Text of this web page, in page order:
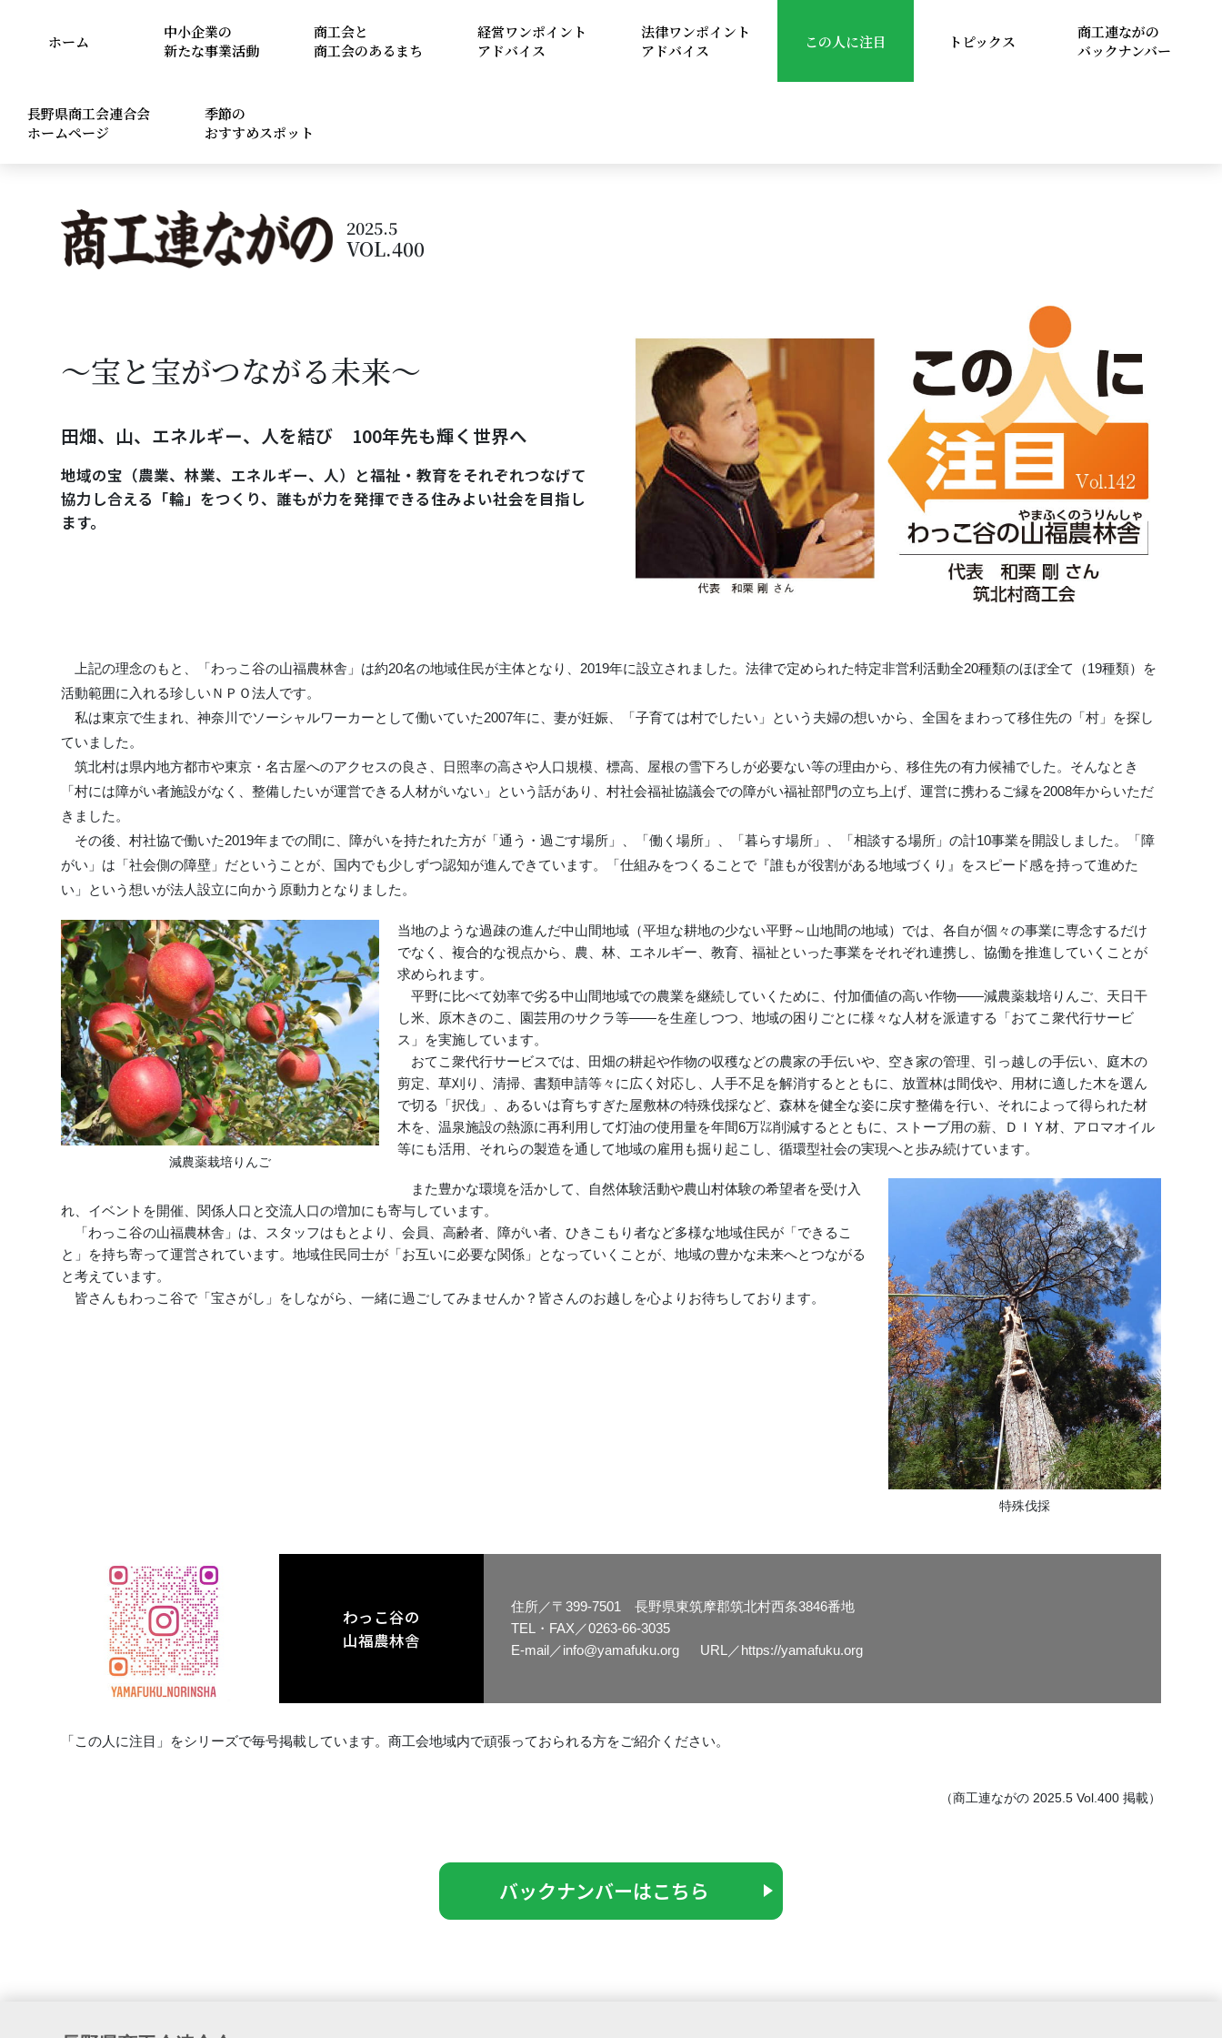
ホーム
中小企業の
新たな事業活動
商工会と
商工会のあるまち
経営ワンポイント
アドバイス
法律ワンポイント
アドバイス
この人に注目 トピックス
商工連ながの
バックナンバー
長野県商工会連合会
ホームページ
季節の
おすすめスポット
2025.5
VOL.400
～宝と宝がつながる未来～
田畑、山、エネルギー、人を結び 100年先も輝く世界へ
地域の宝（農業、林業、エネルギー、人）と福祉・教育をそれぞれつなげて
協力し合える「輪」をつくり、誰もが力を発揮できる住みよい社会を目指し
ます。
上記の理念のもと、「わっこ谷の山福農林舎」は約20名の地域住民が主体となり、2019年に設立されました。法律で定められた特定非営利活動全20種類のほぼ全て（19種類）を
活動範囲に入れる珍しいＮＰＯ法人です。
私は東京で生まれ、神奈川でソーシャルワーカーとして働いていた2007年に、妻が妊娠、「子育ては村でしたい」という夫婦の想いから、全国をまわって移住先の「村」を探し
ていました。
筑北村は県内地方都市や東京・名古屋へのアクセスの良さ、日照率の高さや人口規模、標高、屋根の雪下ろしが必要ない等の理由から、移住先の有力候補でした。そんなとき
「村には障がい者施設がなく、整備したいが運営できる人材がいない」という話があり、村社会福祉協議会での障がい福祉部門の立ち上げ、運営に携わるご縁を2008年からいただ
きました。
その後、村社協で働いた2019年までの間に、障がいを持たれた方が「通う・過ごす場所」、「働く場所」、「暮らす場所」、「相談する場所」の計10事業を開設しました。「障
がい」は「社会側の障壁」だということが、国内でも少しずつ認知が進んできています。「仕組みをつくることで『誰もが役割がある地域づくり』をスピード感を持って進めた
い」という想いが法人設立に向かう原動力となりました。
減農薬栽培りんご
当地のような過疎の進んだ中山間地域（平坦な耕地の少ない平野～山地間の地域）では、各自が個々の事業に専念するだけ
でなく、複合的な視点から、農、林、エネルギー、教育、福祉といった事業をそれぞれ連携し、協働を推進していくことが
求められます。
平野に比べて効率で劣る中山間地域での農業を継続していくために、付加価値の高い作物――減農薬栽培りんご、天日干
し米、原木きのこ、園芸用のサクラ等――を生産しつつ、地域の困りごとに様々な人材を派遣する「おてこ衆代行サービ
ス」を実施しています。
おてこ衆代行サービスでは、田畑の耕起や作物の収穫などの農家の手伝いや、空き家の管理、引っ越しの手伝い、庭木の
剪定、草刈り、清掃、書類申請等々に広く対応し、人手不足を解消するとともに、放置林は間伐や、用材に適した木を選ん
で切る「択伐」、あるいは育ちすぎた屋敷林の特殊伐採など、森林を健全な姿に戻す整備を行い、それによって得られた材
木を、温泉施設の熱源に再利用して灯油の使用量を年間6万㍑削減するとともに、ストーブ用の薪、ＤＩＹ材、アロマオイル
等にも活用、それらの製造を通して地域の雇用も掘り起こし、循環型社会の実現へと歩み続けています。
特殊伐採
また豊かな環境を活かして、自然体験活動や農山村体験の希望者を受け入
れ、イベントを開催、関係人口と交流人口の増加にも寄与しています。
「わっこ谷の山福農林舎」は、スタッフはもとより、会員、高齢者、障がい者、ひきこもり者など多様な地域住民が「できるこ
と」を持ち寄って運営されています。地域住民同士が「お互いに必要な関係」となっていくことが、地域の豊かな未来へとつながる
と考えています。
皆さんもわっこ谷で「宝さがし」をしながら、一緒に過ごしてみませんか？皆さんのお越しを心よりお待ちしております。
わっこ谷の
山福農林舎
住所／〒399-7501 長野県東筑摩郡筑北村西条3846番地
TEL・FAX／0263-66-3035
E-mail／info@yamafuku.org URL／https://yamafuku.org
「この人に注目」をシリーズで毎号掲載しています。商工会地域内で頑張っておられる方をご紹介ください。
（商工連ながの 2025.5 Vol.400 掲載）
バックナンバーはこちら